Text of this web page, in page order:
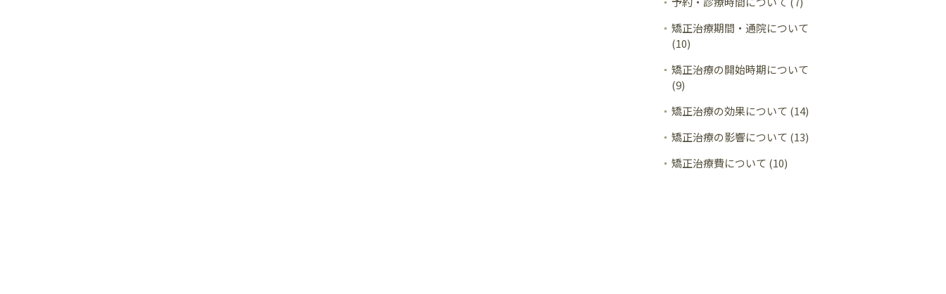
矯正治療期間・通院について
(10)
矯正治療の開始時期について
(9)
矯正治療の効果について (14)
矯正治療の影響について (13)
矯正治療費について (10)